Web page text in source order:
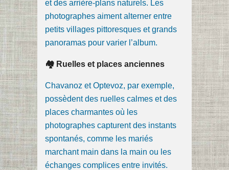
et des arrière-plans naturels. Les
photographes aiment alterner entre
petits villages pittoresques et grands
panoramas pour varier l’album.
🏘 Ruelles et places anciennes
Chavanoz et Optevoz, par exemple,
possèdent des ruelles calmes et des
places charmantes où les
photographes capturent des instants
spontanés, comme les mariés
marchant main dans la main ou les
échanges complices entre invités.